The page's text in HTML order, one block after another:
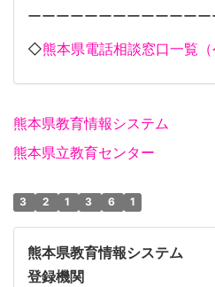
ーーーーーーーーーーーー
◇熊本県電話相談窓口一覧（
熊本県教育情報システム
熊本県立教育センター
3 2 1 3 6 1
熊本県教育情報システム
登録機関